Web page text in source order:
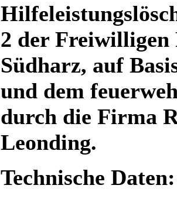
2 der Freiwilligen
Südharz, auf
und dem
durch die Firma
Leonding.
Technische Daten: